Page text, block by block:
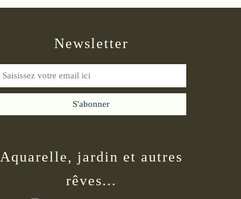
Newsletter
Aquarelle, jardin et autres
rêves...